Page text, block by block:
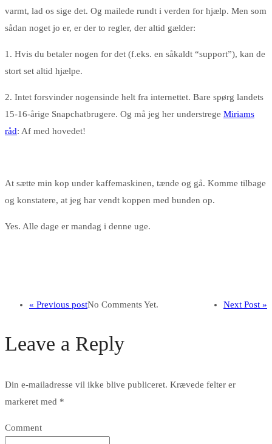
varmt, lad os sige det. Og mailede rundt i verden for hjælp. Men som
sådan noget jo er, er der to regler, der altid gælder:
1. Hvis du betaler nogen for det (f.eks. en såkaldt “support”), kan de
stort set altid hjælpe.
2. Intet forsvinder nogensinde helt fra internettet. Bare spørg landets
15-16-årige Snapchatbrugere. Og må jeg her understrege Miriams
råd: Af med hovedet!
At sætte min kop under kaffemaskinen, tænde og gå. Komme tilbage
og konstatere, at jeg har vendt koppen med bunden op.
Yes. Alle dage er mandag i denne uge.
« Previous post Next Post »
No Comments Yet.
Leave a Reply
Din e-mailadresse vil ikke blive publiceret. Krævede felter er
markeret med *
Comment